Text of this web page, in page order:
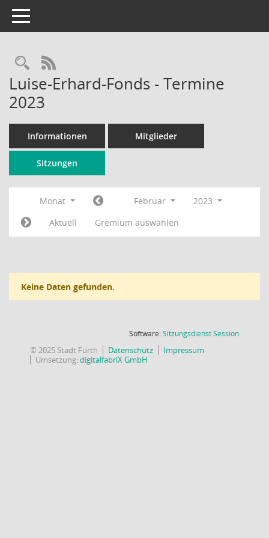
Toggle navigation
Rechercheauswahl
RSS-Feed
Luise-Erhard-Fonds - Termine
2023
Informationen Mitglieder
Sitzungen
Monat Februar
2023
Aktuell
Gremium auswählen
Keine Daten gefunden.
Software:SitzungsdienstSession(Wird in
© 2025 Stadt Fürth Datenschutz
Impressum
Umsetzung:digitalfabriX GmbH